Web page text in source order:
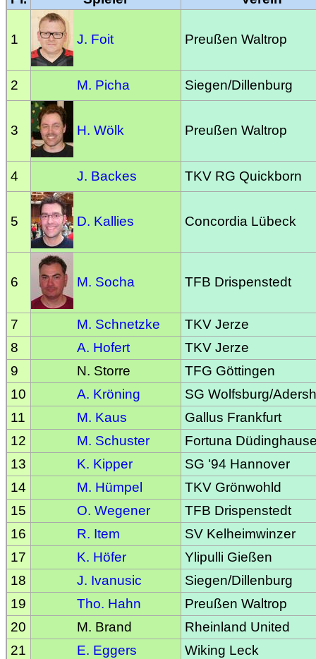
1 J. Foit Preußen Waltrop
2 M. Picha Siegen/Dillenburg
3 H. Wölk Preußen Waltrop
4 J. Backes TKV RG Quickborn
5 D. Kallies Concordia Lübeck
6 M. Socha TFB Drispenstedt
7 M. Schnetzke
TKV Jerze
8
A. Hofert
TKV Jerze
9
N. Storre
TFG Göttingen
10
A. Kröning
SG Wolfsburg/
11
M. Kaus
Gallus Frankfurt
12
M. Schuster
Fortuna
13
K. Kipper
SG '94 Hannover
14
M. Hümpel
TKV Grönwohld
15
O. Wegener
TFB Drispenstedt
16
R. Item
SV Kelheimwinzer
17
K. Höfer
Ylipulli Gießen
18
J. Ivanusic
Siegen/Dillenburg
19
Tho. Hahn
Preußen Waltrop
20
M. Brand
Rheinland United
21
E. Eggers
Wiking Leck